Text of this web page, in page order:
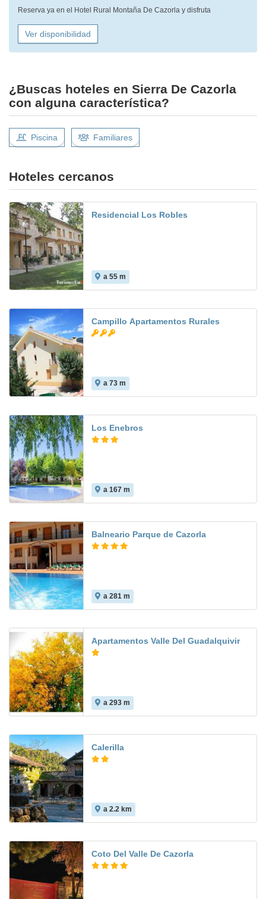
Reserva ya en el Hotel Rural Montaña De Cazorla y disfruta
Ver disponibilidad
¿Buscas hoteles en Sierra De Cazorla
con alguna característica?
Piscina Familiares
Hoteles cercanos
Residencial Los Robles
a 55 m
Campillo Apartamentos Rurales
a 73 m
Los Enebros
a 167 m
Balneario Parque de Cazorla
a 281 m
Apartamentos Valle Del Guadalquivir
a 293 m
Calerilla
a 2.2 km
Coto Del Valle De Cazorla